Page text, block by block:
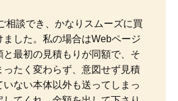
相談でき、かなりスムーズに買
ました。私の場合はWebページ
と最初の見積もりが同額で、そ
ったく変わらず、意図せず見積
いない本体以外も送ってしまっ